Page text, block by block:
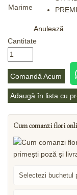
Marime
Anulează
Cantitate
Comandă Acum
Adaugă în lista cu
Cum comanzi flori
Selectezi buchetul